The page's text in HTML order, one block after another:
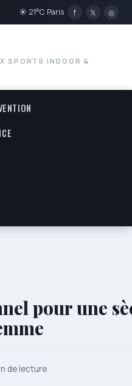
☀ 21°C Paris f 𝕏 ◎
SPORTS INDOOR &
pour une
de lecture